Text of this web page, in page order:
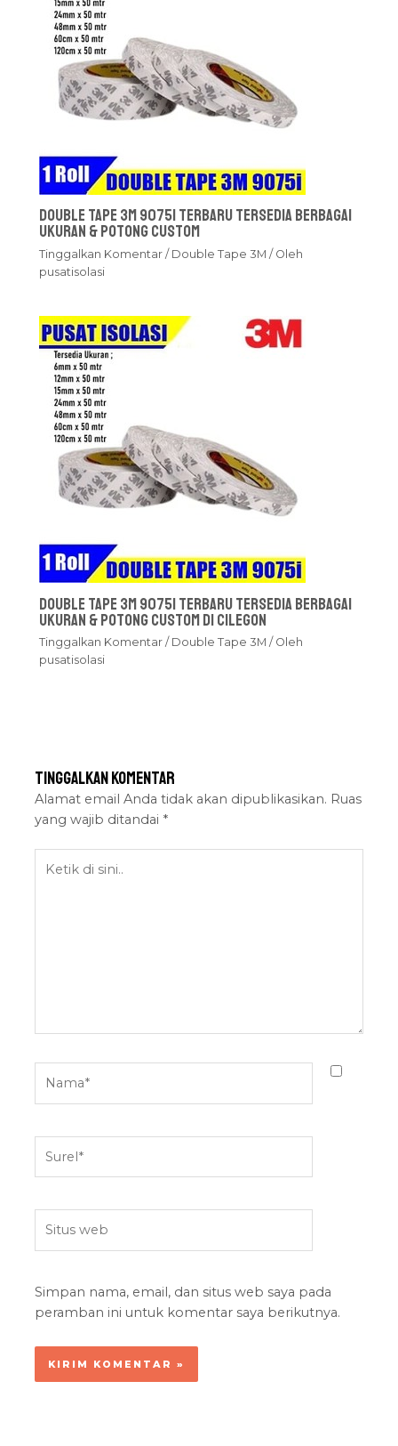
Double Tape 3M 9075i Terbaru Tersedia Berbagai
Ukuran & Potong Custom
Tinggalkan Komentar / Double Tape 3M / Oleh
pusatisolasi
Double Tape 3M 9075i Terbaru Tersedia Berbagai
Ukuran & Potong Custom Di Cilegon
Tinggalkan Komentar / Double Tape 3M / Oleh
pusatisolasi
Tinggalkan Komentar
Alamat email Anda tidak akan dipublikasikan. Ruas
yang wajib ditandai *
web
Simpan nama, email, dan situs web saya pada
peramban ini untuk komentar saya berikutnya.